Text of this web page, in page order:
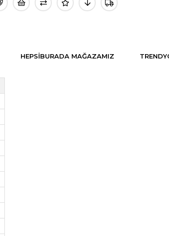
HEPSIBURADA MAĞAZAMIZ